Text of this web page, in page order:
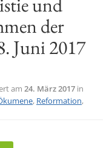
der
Juni 2017
am 24. März 2017 in
, Reformation,